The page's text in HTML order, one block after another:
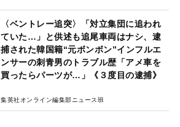
〈ベントレー追突〉「対立集団に追われ
ていた…」と供述も追尾車両はナシ、逮
捕された韓国籍“元ボンボン”インフルエ
ンサーの刺青男のトラブル歴「アメ車を
買ったらパーツが…」《３度目の逮捕》
集英社オンライン編集部ニュース班